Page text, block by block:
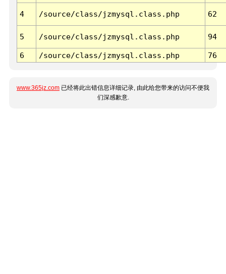
4 /source/class/jzmysql.class.php 62
5 /source/class/jzmysql.class.php 94
6 /source/class/jzmysql.class.php 76
www.365jz.com 已经将此出错信息详细记录, 由此给您带来的访问不便我
们深感歉意.